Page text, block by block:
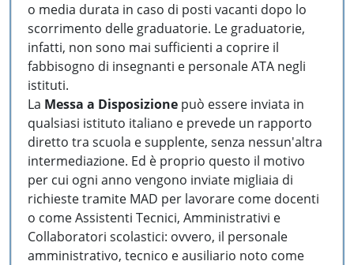
o media durata in caso di posti vacanti dopo lo
scorrimento delle graduatorie. Le graduatorie,
infatti, non sono mai sufficienti a coprire il
fabbisogno di insegnanti e personale ATA negli
istituti.
La Messa a Disposizione può essere inviata in
qualsiasi istituto italiano e prevede un rapporto
diretto tra scuola e supplente, senza nessun'altra
intermediazione. Ed è proprio questo il motivo
per cui ogni anno vengono inviate migliaia di
richieste tramite MAD per lavorare come docenti
o come Assistenti Tecnici, Amministrativi e
Collaboratori scolastici: ovvero, il personale
amministrativo, tecnico e ausiliario noto come